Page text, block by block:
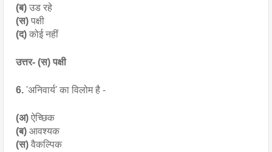
(ब) उड रहे
(स) पक्षी
(द) कोई नहीं
उत्तर- (स) पक्षी
6. 'अनिवार्य' का विलोम है -
(अ) ऐच्छिक
(ब) आवश्यक
(स) वैकल्पिक